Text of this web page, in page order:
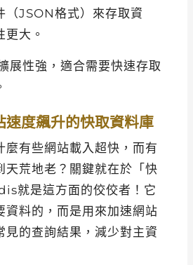
（JSON格式）來存取資
大。
展性強，適合需要快速存取
速度飆升的快取資料庫
麼有些網站載入超快，而有
天荒地老？關鍵就在於「快
就是這方面的佼佼者！它
資料的，而是用來加速網站
見的查詢結果，減少對主資